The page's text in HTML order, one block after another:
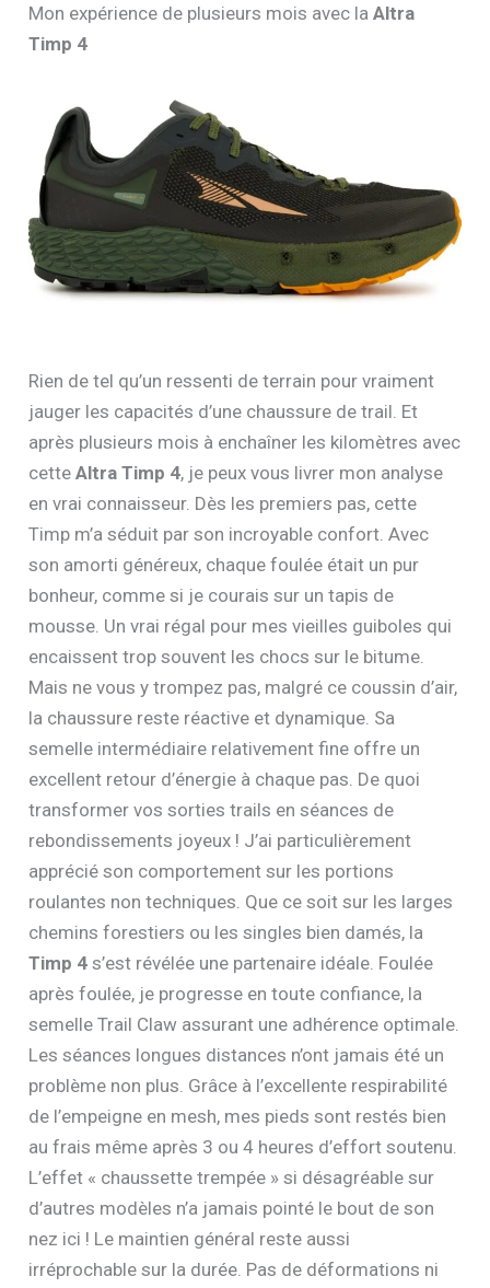
Mon expérience de plusieurs mois avec laAltra
Timp 4
Rien de tel qu’un ressenti de terrain pour vraiment
jauger les capacités d’une chaussure de trail. Et
après plusieurs mois à enchaîner les kilomètres avec
cetteAltra Timp 4, je peux vous livrer mon analyse
en vrai connaisseur. Dès les premiers pas, cette
Timp m’a séduit par son incroyable confort. Avec
son amorti généreux, chaque foulée était un pur
bonheur, comme si je courais sur un tapis de
mousse. Un vrai régal pour mes vieilles guiboles qui
encaissent trop souvent les chocs sur le bitume.
Mais ne vous y trompez pas, malgré ce coussin d’air,
la chaussure reste réactive et dynamique. Sa
semelle intermédiaire relativement fine offre un
excellent retour d’énergie à chaque pas. De quoi
transformer vos sorties trails en séances de
rebondissements joyeux ! J’ai particulièrement
apprécié son comportement sur les portions
roulantes non techniques. Que ce soit sur les larges
chemins forestiers ou les singles bien damés, la
Timp 4 s’est révélée une partenaire idéale. Foulée
après foulée, je progresse en toute confiance, la
semelle Trail Claw assurant une adhérence optimale.
Les séances longues distances n’ont jamais été un
problème non plus. Grâce à l’excellente respirabilité
de l’empeigne en mesh, mes pieds sont restés bien
au frais même après 3 ou 4 heures d’effort soutenu.
L’effet « chaussette trempée » si désagréable sur
d’autres modèles n’a jamais pointé le bout de son
nez ici ! Le maintien général reste aussi
irréprochable sur la durée. Pas de déformations ni